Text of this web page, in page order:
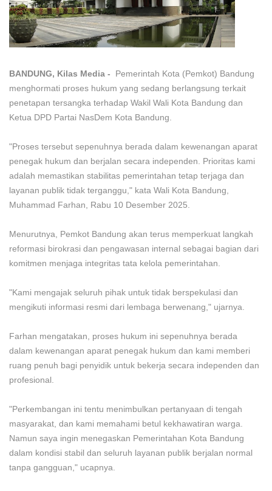
BANDUNG, Kilas Media - Pemerintah Kota (Pemkot) Bandung
menghormati proses hukum yang sedang berlangsung terkait
penetapan tersangka terhadap Wakil Wali Kota Bandung dan
Ketua DPD Partai NasDem Kota Bandung.
"Proses tersebut sepenuhnya berada dalam kewenangan aparat
penegak hukum dan berjalan secara independen. Prioritas kami
adalah memastikan stabilitas pemerintahan tetap terjaga dan
layanan publik tidak terganggu," kata Wali Kota Bandung,
Muhammad Farhan, Rabu 10 Desember 2025.
Menurutnya, Pemkot Bandung akan terus memperkuat langkah
reformasi birokrasi dan pengawasan internal sebagai bagian dari
komitmen menjaga integritas tata kelola pemerintahan.
"Kami mengajak seluruh pihak untuk tidak berspekulasi dan
mengikuti informasi resmi dari lembaga berwenang," ujarnya.
Farhan mengatakan, proses hukum ini sepenuhnya berada
dalam kewenangan aparat penegak hukum dan kami memberi
ruang penuh bagi penyidik untuk bekerja secara independen dan
profesional.
"Perkembangan ini tentu menimbulkan pertanyaan di tengah
masyarakat, dan kami memahami betul kekhawatiran warga.
Namun saya ingin menegaskan Pemerintahan Kota Bandung
dalam kondisi stabil dan seluruh layanan publik berjalan normal
tanpa gangguan," ucapnya.